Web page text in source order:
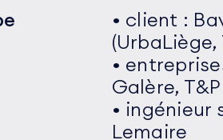
• client :
(UrbaLiège,
•
Galère,
• ingénieur
Lemaire